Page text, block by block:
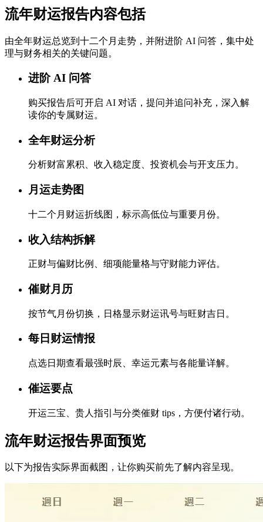
流年财运报告内容包括
由全年财运总览到十二个月走势，并附进阶 AI 问答，集中处
理与财务相关的关键问题。
进阶 AI 问答
购买报告后可开启 AI 对话，提问并追问补充，深入解
读你的专属财运。
全年财运分析
分析财富累积、收入稳定度、投资机会与开支压力。
月运走势图
十二个月财运折线图，标示高低位与重要月份。
收入结构拆解
正财与偏财比例、细项能量格与守财能力评估。
催财月历
按节气月份切换，日格显示财运讯号与旺财吉日。
每日财运情报
点选日期查看最强时辰、幸运元素与各能量详解。
催运要点
开运三宝、贵人指引与分类催财 tips，方便付诸行动。
流年财运报告界面预览
以下为报告实际界面截图，让你购买前先了解内容呈现。